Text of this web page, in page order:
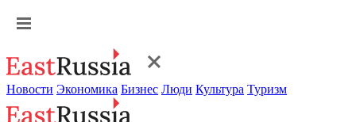
Новости Экономика Бизнес Люди Культура Туризм